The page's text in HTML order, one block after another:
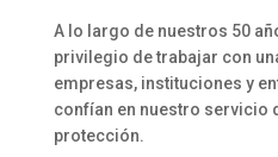
A lo largo de nuestros 50
privilegio de trabajar con
empresas, instituciones y
confían en nuestro servicio
protección.